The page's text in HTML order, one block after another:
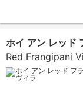
ホイ アン レッド
Red Frangipani